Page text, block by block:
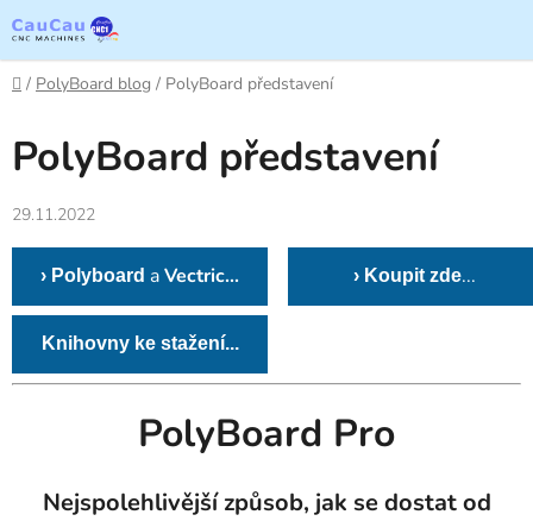
na
obsah
Domů
/ PolyBoard blog / PolyBoard představení
PolyBoard představení
29.11.2022
› Polyboard aVectric... › Koupit zde...
Knihovny ke stažení...
PolyBoard Pro
Nejspolehlivější způsob, jak se dostat od